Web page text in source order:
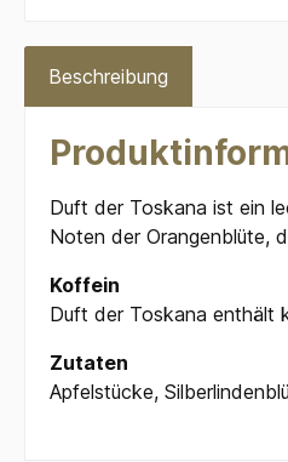
Beschreibung
Duft der Toskana ist ein
Noten der Orangenblüte,
Koffein
Duft der Toskana enthält
Zutaten
Apfelstücke,